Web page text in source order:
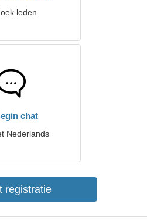
leden
chat
Nederlands
registratie